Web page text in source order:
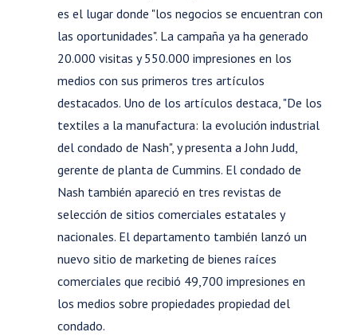
es el lugar donde "los negocios se encuentran con
las oportunidades". La campaña ya ha generado
20.000 visitas y 550.000 impresiones en los
medios con sus primeros tres artículos
destacados. Uno de los artículos destaca, "De los
textiles a la manufactura: la evolución industrial
del condado de Nash", y presenta a John Judd,
gerente de planta de Cummins. El condado de
Nash también apareció en tres revistas de
selección de sitios comerciales estatales y
nacionales. El departamento también lanzó un
nuevo sitio de marketing de bienes raíces
comerciales que recibió 49,700 impresiones en
los medios sobre propiedades propiedad del
condado.